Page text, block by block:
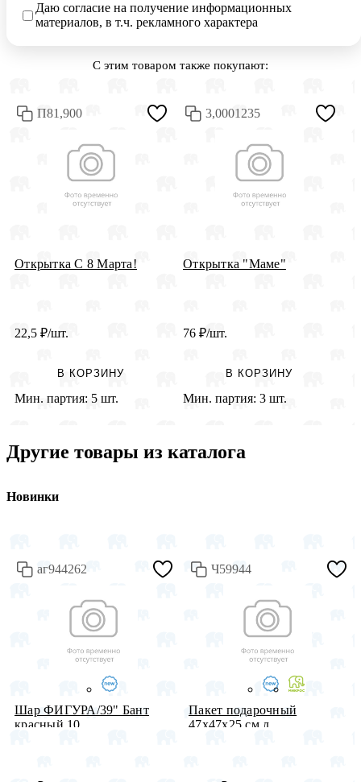
Даю согласие на получение информационных
материалов, в т.ч. рекламного характера
С этим товаром также покупают:
П81,900
Открытка С 8 Марта!
22,5 ₽/шт.
В КОРЗИНУ
Мин. партия: 5 шт.
3,0001235
Открытка "Маме"
76 ₽/шт.
В КОРЗИНУ
Мин. партия: 3 шт.
Другие товары из каталога
Новинки
аг944262
Шар ФИГУРА/39" Бант
красный 10...
Ч59944
Пакет подарочный
47х47х25 см л...